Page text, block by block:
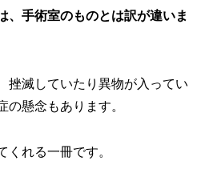
、手術室のものとは訳が違いま
挫滅していたり異物が入ってい
の懸念もあります。
くれる一冊です。